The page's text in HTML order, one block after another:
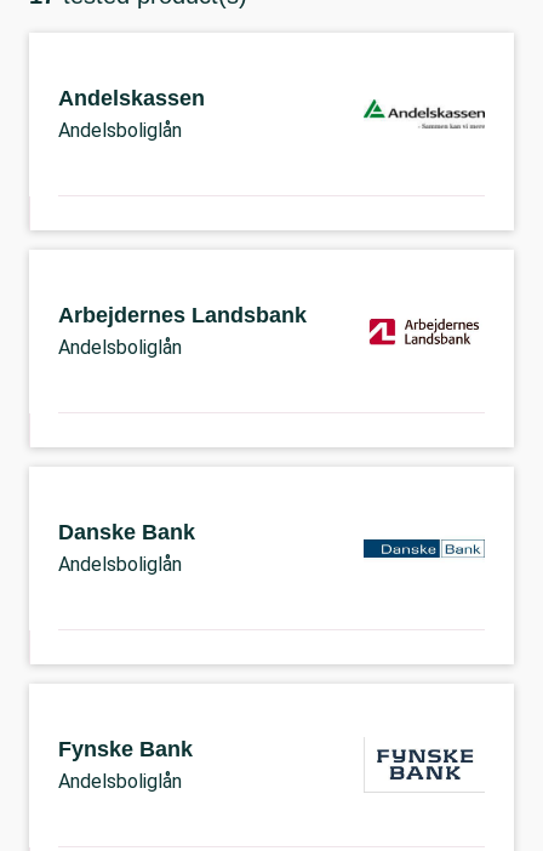
Andelskassen
Andelsboliglån
Arbejdernes Landsbank
Andelsboliglån
Danske Bank
Andelsboliglån
Fynske Bank
Andelsboliglån